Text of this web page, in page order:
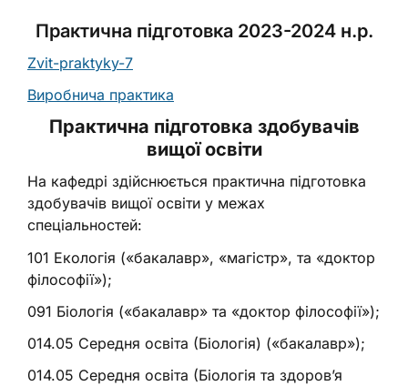
Практична підготовка 2023-2024 н.р.
Zvit-praktyky-7
Виробнича практика
Практична підготовка здобувачів
вищої освіти
На кафедрі здійснюється практична підготовка
здобувачів вищої освіти у межах
спеціальностей:
101 Екологія («бакалавр», «магістр», та «доктор
філософії»);
091 Біологія («бакалавр» та «доктор філософії»);
014.05 Середня освіта (Біологія) («бакалавр»);
014.05 Середня освіта (Біологія та здоров’я